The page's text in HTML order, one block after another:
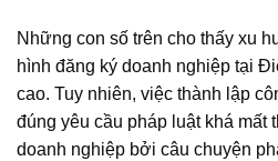
Những con số trên cho thấy xu
hình đăng ký doanh nghiệp tại
cao. Tuy nhiên, việc thành lập
đúng yêu cầu pháp luật khá mất
doanh nghiệp bởi câu chuyện